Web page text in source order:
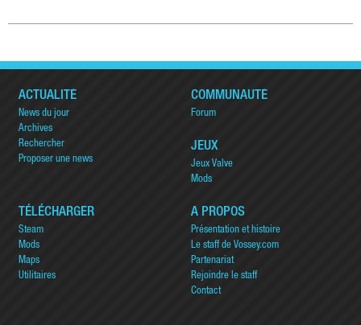
ACTUALITÉ
News du jour
Archives
Rechercher
Proposer une news
COMMUNAUTÉ
Forum
JEUX
Jeux Valve
Mods
TÉLÉCHARGER
Steam
Mods
Maps
Utilitaires
A PROPOS
Présentation et histoire
Le staff de Vossey.com
Partenariat
Rejoindre le staff
Contact